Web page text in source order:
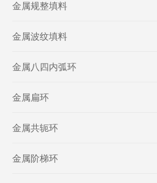
金属规整填料
金属波纹填料
金属八四内弧环
金属扁环
金属共轭环
金属阶梯环